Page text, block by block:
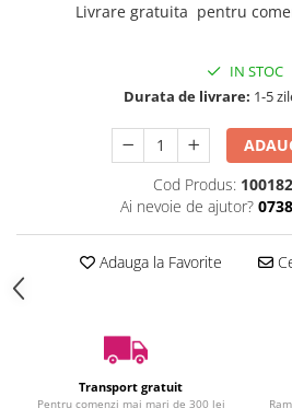
Jucarii interactive
Jucarii tematice
Masinute trenulete avioane
Jucarii bebelusi
Jucarii carucior
Jucarii dentitie
Livrare gratuita pentru
IN STOC
Durata de livrare: 1-5
Cod Produs:
Ai nevoie de ajutor?
Adauga la Favorite
Transport gratuit
Pentru comenzi mai mari de 300 lei